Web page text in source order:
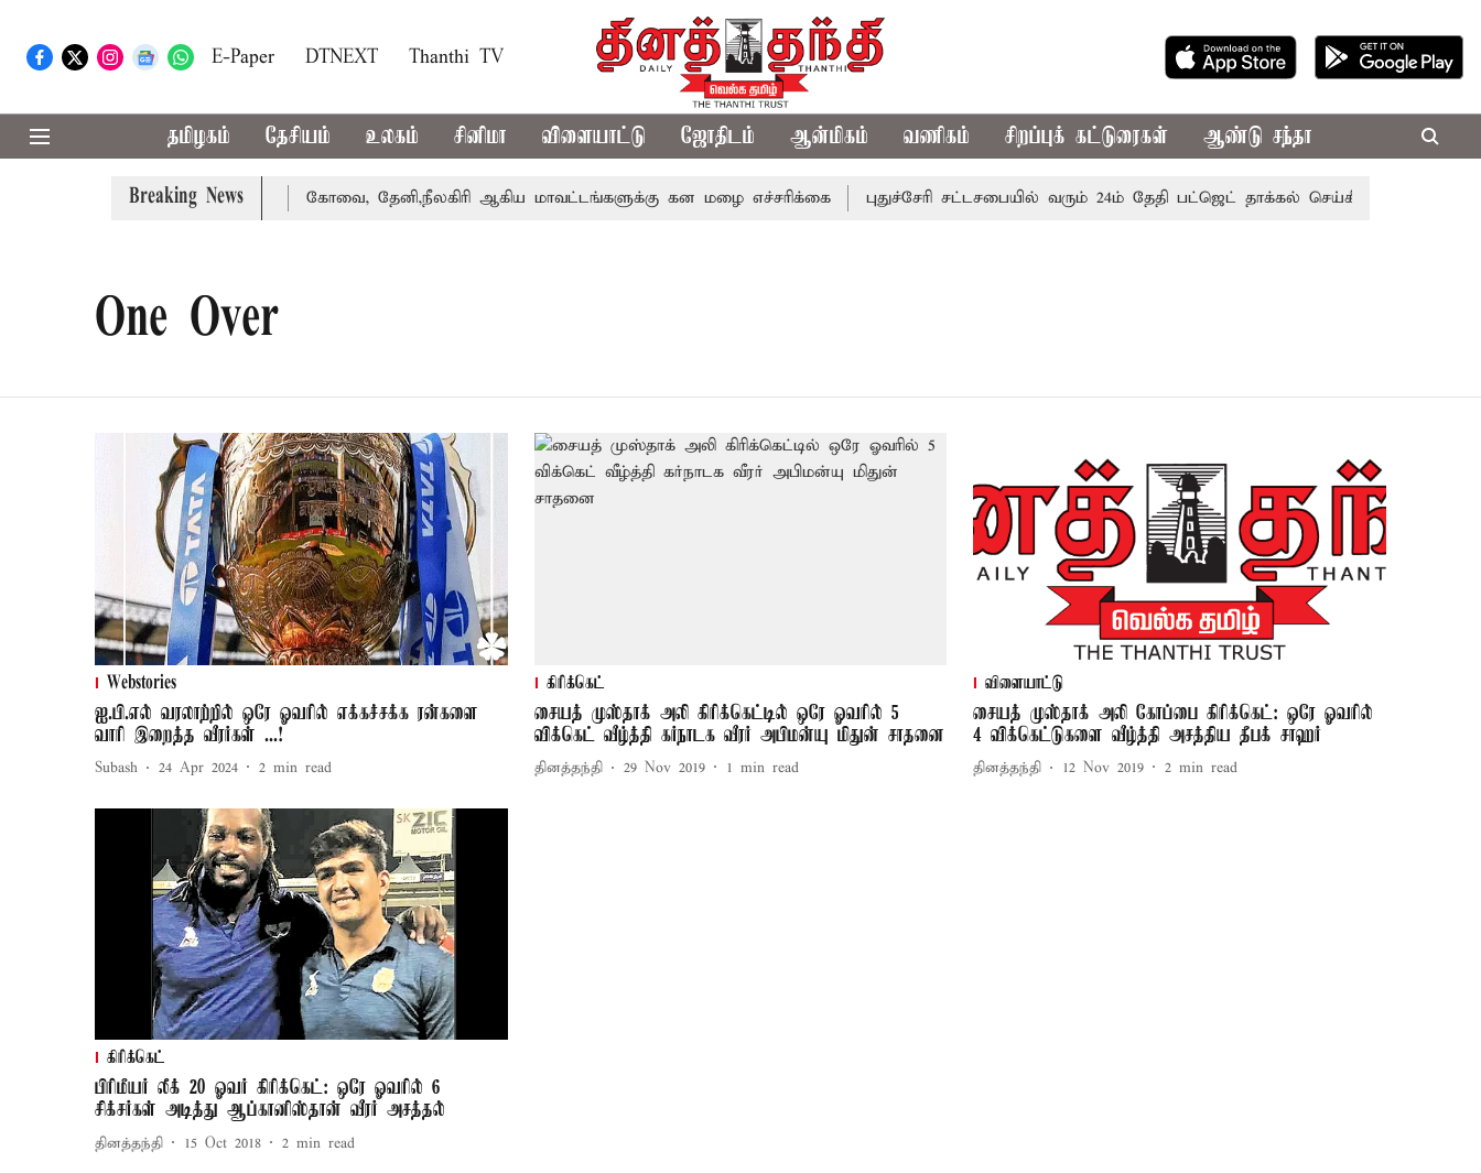
E-Paper DTNEXT Thanthi TV
தமிழகம் தேசியம் உலகம் சினிமா விளையாட்டு ஜோதிடம் ஆன்மிகம் வணிகம் சிறப்புக் கட்டுரைகள் ஆண்டு சந்தா
Breaking News
வழக்கை வாபஸ் பெற்றார் சங்கீதா கோவை, தேனி,நீலகிரி ஆகிய மாவட்டங்களுக்கு கன மழை எச்சரிக்கை புதுச்சேரி சட்டசபையில் வரும் 24ம் தேதி பட்ஜெட் தாக்கல் செய்கிறார் முதல்-
One Over
Webstories
ஐ.பி.எல் வரலாற்றில் ஒரே ஓவரில் எக்கச்சக்க ரன்களை
வாரி இறைத்த வீரர்கள் ...!
Subash 24 Apr 2024 2 min read
கிரிக்கெட்
சையத் முஸ்தாக் அலி கிரிக்கெட்டில் ஒரே ஓவரில் 5
விக்கெட் வீழ்த்தி கர்நாடக வீரர் அபிமன்யு மிதுன் சாதனை
தினத்தந்தி 29 Nov 2019 1 min read
விளையாட்டு
சையத் முஸ்தாக் அலி கோப்பை கிரிக்கெட்: ஒரே ஓவரில்
4 விக்கெட்டுகளை வீழ்த்தி அசத்திய தீபக் சாஹர்
தினத்தந்தி 12 Nov 2019 2 min read
கிரிக்கெட்
பிரிமீயர் லீக் 20 ஓவர் கிரிக்கெட்: ஒரே ஓவரில் 6
சிக்சர்கள் அடித்து ஆப்கானிஸ்தான் வீரர் அசத்தல்
தினத்தந்தி 15 Oct 2018 2 min read